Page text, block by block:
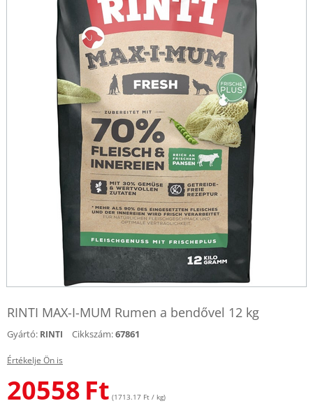
RINTI MAX-I-MUM Rumen a bendővel 12 kg
Gyártó: RINTI Cikkszám:67861
Értékelje Ön is
20558 Ft (1713.17 Ft / kg)